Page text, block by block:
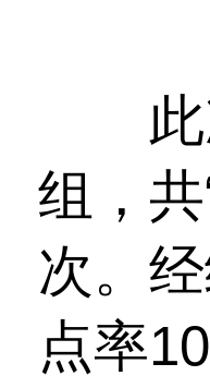
此次
组，
次。
点率